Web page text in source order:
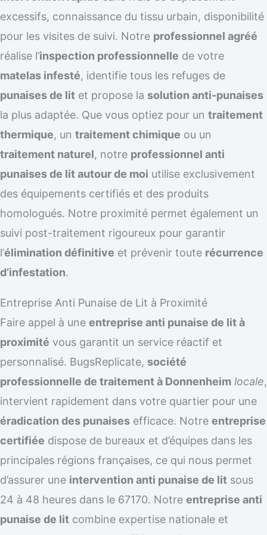
excessifs, connaissance du tissu urbain, disponibilité
pour les visites de suivi. Notre professionnel agréé
réalise l’inspection professionnelle de votre
matelas infesté, identifie tous les refuges de
punaises de lit et propose la solution anti-punaises
la plus adaptée. Que vous optiez pour un traitement
thermique, un traitement chimique ou un
traitement naturel, notre professionnel anti
punaises de lit autour de moi utilise exclusivement
des équipements certifiés et des produits
homologués. Notre proximité permet également un
suivi post-traitement rigoureux pour garantir
l’élimination définitive et prévenir toute récurrence
d’infestation.
Entreprise Anti Punaise de Lit à Proximité
Faire appel à une entreprise anti punaise de lit à
proximité vous garantit un service réactif et
personnalisé. BugsReplicate, société
professionnelle de traitement à Donnenheim locale,
intervient rapidement dans votre quartier pour une
éradication des punaises efficace. Notre entreprise
certifiée dispose de bureaux et d’équipes dans les
principales régions françaises, ce qui nous permet
d’assurer une intervention anti punaise de lit sous
24 à 48 heures dans le 67170. Notre entreprise anti
punaise de lit combine expertise nationale et